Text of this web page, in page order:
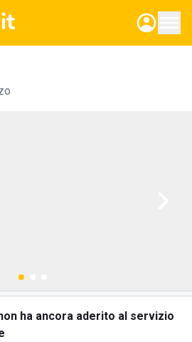
ha ancora aderito al servizio